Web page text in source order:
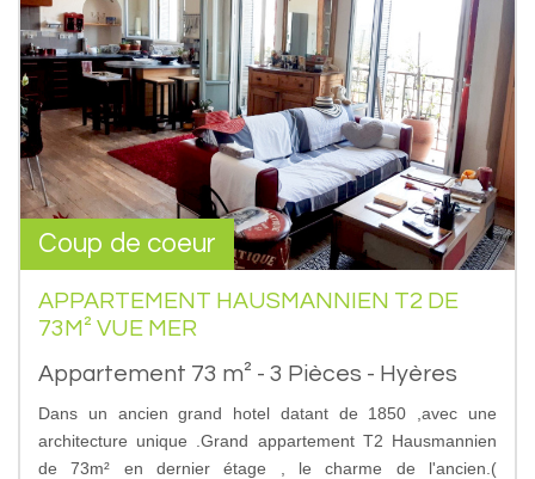
Coup de coeur
APPARTEMENT HAUSMANNIEN T2 DE
73M² VUE MER
Appartement 73 m² - 3 Pièces - Hyères
Dans un ancien grand hotel datant de 1850 ,avec une
architecture unique .Grand appartement T2 Hausmannien
de 73m² en dernier étage , le charme de l'ancien.(